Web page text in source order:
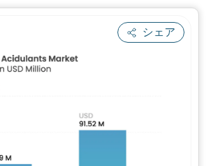
シェア